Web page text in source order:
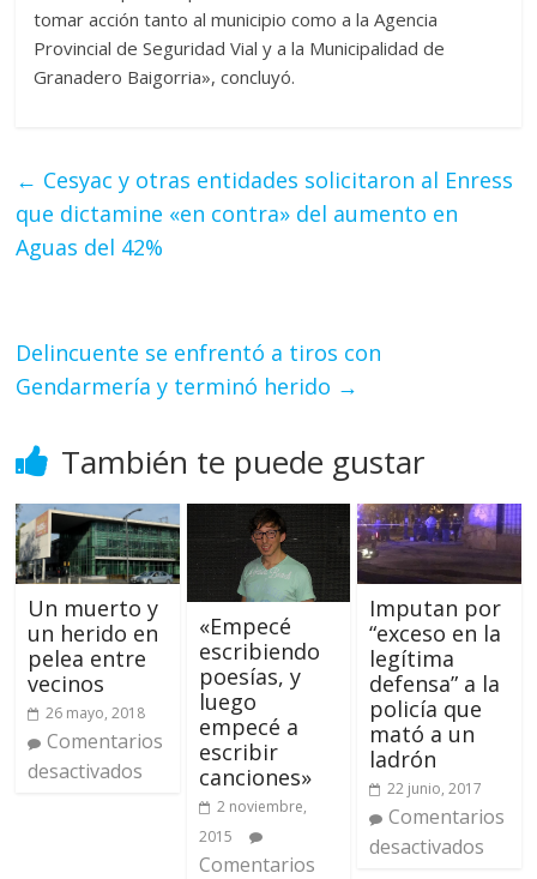
tomar acción tanto al municipio como a la Agencia
Provincial de Seguridad Vial y a la Municipalidad de
Granadero Baigorria», concluyó.
← Cesyac y otras entidades solicitaron al Enress
que dictamine «en contra» del aumento en
Aguas del 42%
Delincuente se enfrentó a tiros con
Gendarmería y terminó herido →
También te puede gustar
Un muerto y
un herido en
pelea entre
vecinos
26 mayo, 2018
Comentarios
desactivados
«Empecé
escribiendo
poesías, y
luego
empecé a
escribir
canciones»
2 noviembre,
2015
Comentarios
Imputan por
“exceso en la
legítima
defensa” a la
policía que
mató a un
ladrón
22 junio, 2017
Comentarios
desactivados